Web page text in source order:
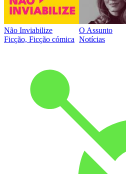
Não Inviabilize
Ficção, Ficção cómica
O Assunto
Notícias